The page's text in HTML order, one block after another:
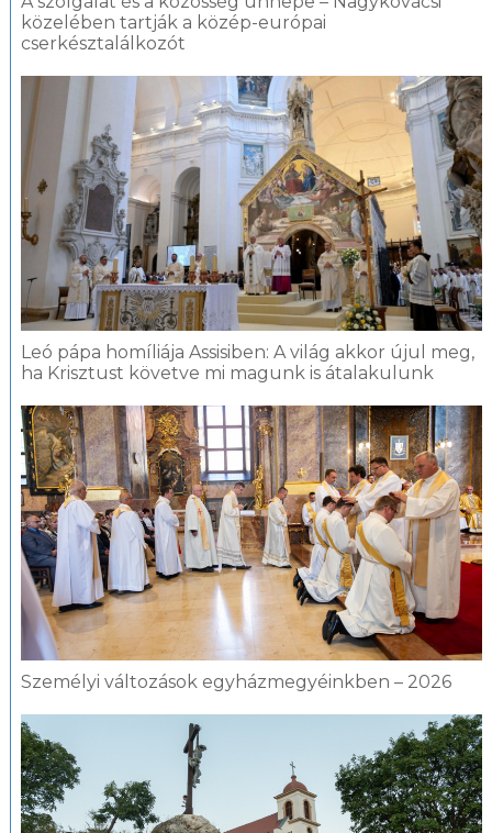
közelében tartják a közép-európai
cserkésztalálkozót
Leó pápa homíliája Assisiben: A világ akkor újul meg,
ha Krisztust követve mi magunk is átalakulunk
Személyi változások egyházmegyéinkben – 2026